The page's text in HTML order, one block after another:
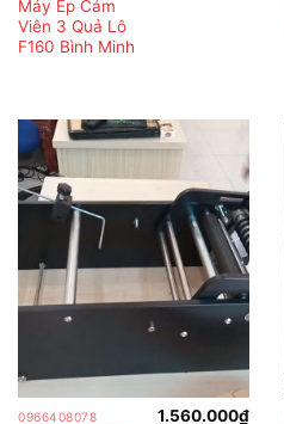
Máy Ép Cám
Viên 3 Quả Lô
F160 Bình Minh
0966408078 1.560.000₫